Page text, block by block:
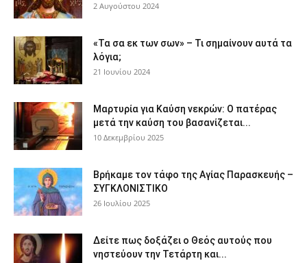
2 Αυγούστου 2024
«Τα σα εκ των σων» – Τι σημαίνουν αυτά τα
λόγια;
21 Ιουνίου 2024
Μαρτυρία για Καύση νεκρών: Ο πατέρας
μετά την καύση του βασανίζεται...
10 Δεκεμβρίου 2025
Βρήκαμε τον τάφο της Αγίας Παρασκευής –
ΣΥΓΚΛΟΝΙΣΤΙΚΟ
26 Ιουλίου 2025
Δείτε πως δοξάζει ο Θεός αυτούς που
νηστεύουν την Τετάρτη και...